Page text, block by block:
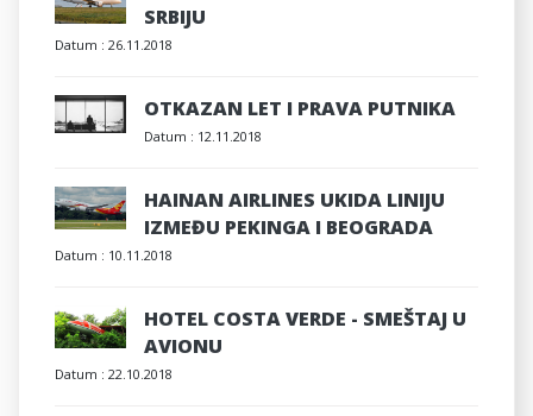
SRBIJU
Datum : 26.11.2018
OTKAZAN LET I PRAVA PUTNIKA
Datum : 12.11.2018
HAINAN AIRLINES UKIDA LINIJU
IZMEĐU PEKINGA I BEOGRADA
Datum : 10.11.2018
HOTEL COSTA VERDE - SMEŠTAJ U
AVIONU
Datum : 22.10.2018